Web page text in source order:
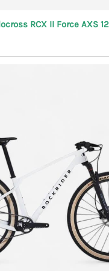
RCX II Force AXS